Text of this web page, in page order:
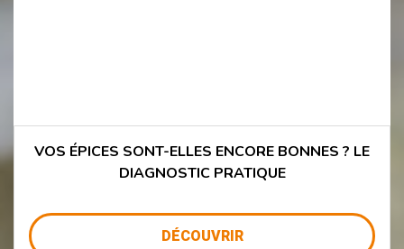
VOS ÉPICES SONT-ELLES ENCORE BONNES ? LE
DIAGNOSTIC PRATIQUE
DÉCOUVRIR